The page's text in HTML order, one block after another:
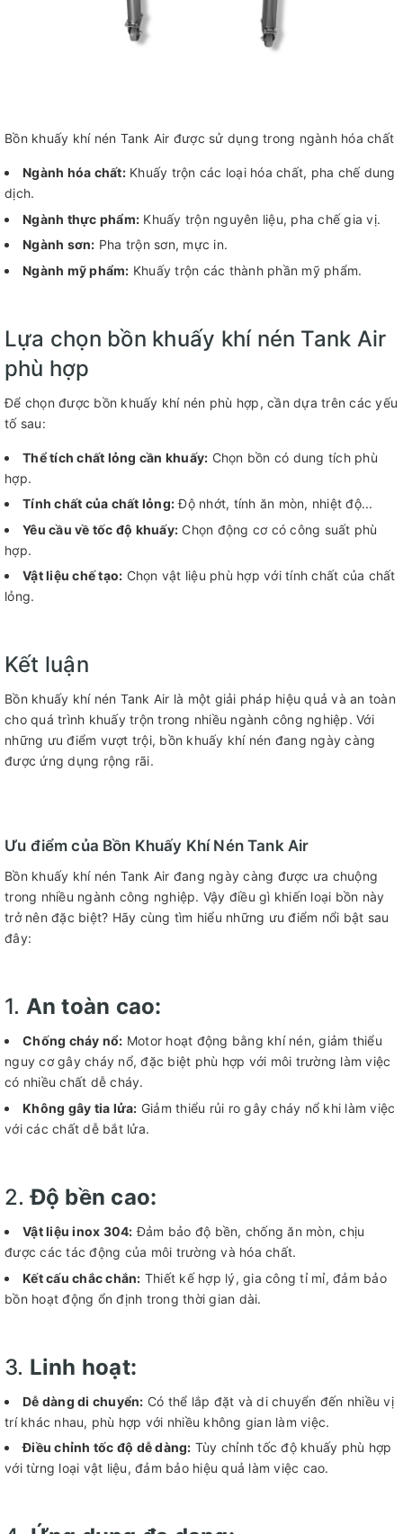
Bồn khuấy khí nén Tank Air được sử dụng trong ngành hóa chất
Ngành hóa chất:Khuấy trộn các loại hóa chất, pha chế dung
dịch.
Ngành thực phẩm: Khuấy trộn nguyên liệu, pha chế gia vị.
Ngành sơn: Pha trộn sơn, mực in.
Ngành mỹ phẩm: Khuấy trộn các thành phần mỹ phẩm.
Lựa chọn bồn khuấy khí nén Tank Air
phù hợp
Để chọn được bồn khuấy khí nén phù hợp, cần dựa trên các yếu
tố sau:
Thể tích chất lỏng cần khuấy: Chọn bồn có dung tích phù
hợp.
Tính chất của chất lỏng:Độ nhớt, tính ăn mòn, nhiệt độ...
Yêu cầu về tốc độ khuấy: Chọn động cơ có công suất phù
hợp.
Vật liệu chế tạo: Chọn vật liệu phù hợp với tính chất của chất
lỏng.
Kết luận
Bồn khuấy khí nén Tank Air là một giải pháp hiệu quả và an toàn
cho quá trình khuấy trộn trong nhiều ngành công nghiệp. Với
những ưu điểm vượt trội, bồn khuấy khí nén đang ngày càng
được ứng dụng rộng rãi.
Ưu điểm của Bồn Khuấy Khí Nén Tank Air
Bồn khuấy khí nén Tank Air đang ngày càng được ưa chuộng
trong nhiều ngành công nghiệp. Vậy điều gì khiến loại bồn này
trở nên đặc biệt? Hãy cùng tìm hiểu những ưu điểm nổi bật sau
đây:
1. An toàn cao:
Chống cháy nổ: Motor hoạt động bằng khí nén, giảm thiểu
nguy cơ gây cháy nổ, đặc biệt phù hợp với môi trường làm việc
có nhiều chất dễ cháy.
Không gây tia lửa: Giảm thiểu rủi ro gây cháy nổ khi làm việc
với các chất dễ bắt lửa.
2.Độ bền cao:
Vật liệu inox 304: Đảm bảo độ bền, chống ăn mòn, chịu
được các tác động của môi trường và hóa chất.
Kết cấu chắc chắn: Thiết kế hợp lý, gia công tỉ mỉ, đảm bảo
bồn hoạt động ổn định trong thời gian dài.
3. Linh hoạt:
Dễ dàng di chuyển: Có thể lắp đặt và di chuyển đến nhiều vị
trí khác nhau, phù hợp với nhiều không gian làm việc.
Điều chỉnh tốc độ dễ dàng: Tùy chỉnh tốc độ khuấy phù hợp
với từng loại vật liệu, đảm bảo hiệu quả làm việc cao.